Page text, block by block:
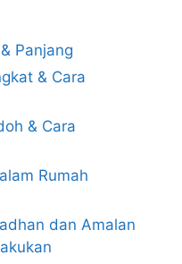
Panjang
& Cara
& Cara
Rumah
dan Amalan